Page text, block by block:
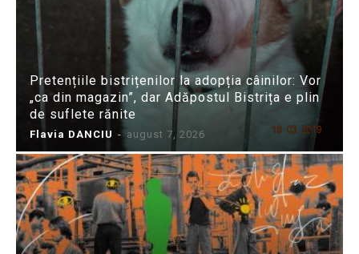
Pretențiile bistrițenilor la adopția câinilor: Vor
„ca din magazin”, dar Adăpostul Bistrița e plin
de suflete rănite
Flavia DANCIU - august 7, 2026